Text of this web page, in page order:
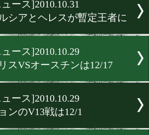
[ニュース]2010.10.31
[ニュース]2010.10.31
ガルシアとヘレスが暫定王
[ニュース]2010.10.29